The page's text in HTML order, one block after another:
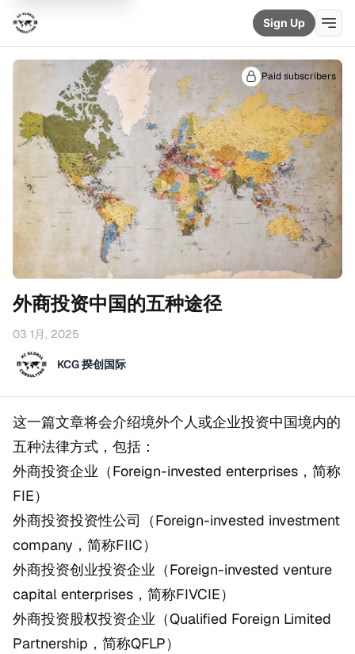
Sign Up
Paid subscribers
外商投资中国的五种途径
03 1月, 2025
KCG 揆创国际
这一篇文章将会介绍境外个人或企业投资中国境内的
五种法律方式，包括：
外商投资企业（Foreign-invested enterprises，简称
FIE）
外商投资投资性公司（Foreign-invested investment
company，简称FIIC）
外商投资创业投资企业（Foreign-invested venture
capital enterprises，简称FIVCIE）
外商投资股权投资企业（Qualified Foreign Limited
Partnership，简称QFLP）